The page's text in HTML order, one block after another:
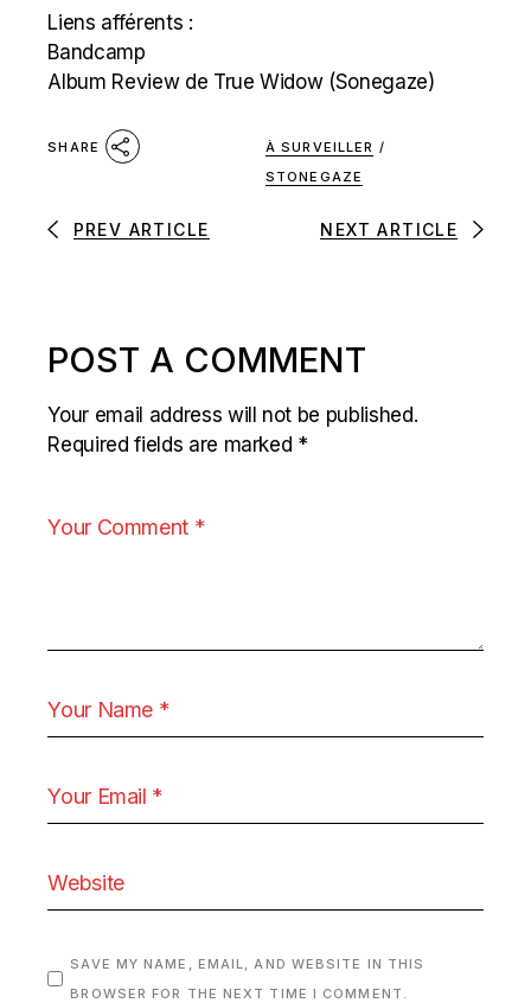
Liens afférents :
Bandcamp
Album Review de True Widow (Sonegaze)
SHARE À SURVEILLER /
STONEGAZE
PREV ARTICLE NEXT ARTICLE
POST A COMMENT
Your email address will not be published.
Required fields are marked *
SAVE MY NAME, EMAIL, AND WEBSITE IN THIS
BROWSER FOR THE NEXT TIME I COMMENT.